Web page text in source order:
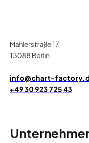
Mahlerstraße 17
13088 Berlin
info@chart-
+49 30 923 725 43